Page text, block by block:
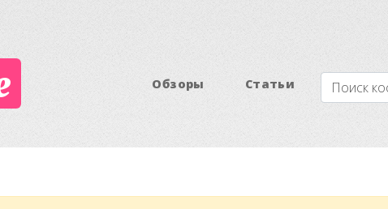
Обзоры Статьи